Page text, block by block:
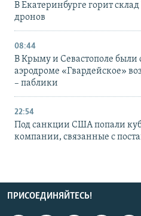
В Екатеринбурге горит
дронов
08:44
В Крыму и Севастополе
аэродроме «Гвардейское»
– паблики
22:54
Под санкции США попали
компании, связанные с
ПРИСОЕДИНЯЙТЕСЬ!